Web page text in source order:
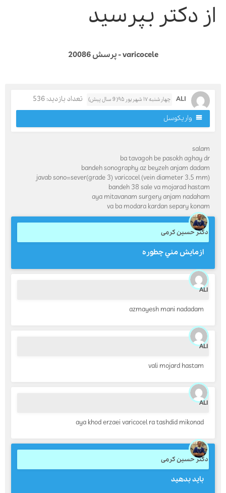
دکتر بپرسید
varicocele - پرسش 20086
ALI چهارشنبه ۱۷ شهریور ۹۵( 9 سال پیش)
تعداد بازدید: 536
واریکوسل
ba tavagoh be pasokh aghay
bandeh sonography az beyzeh anjam
javab sono=sever(grade 3) varicocel (vein diameter 3.5
bandeh 38 sale va mojarad
aya mitavanam surgery anjam
va ba modara kardan separy
دکتر حسین کرمی
ازمايش مني چطوره
azmayesh mani nadadam
vali mojard hastam
aya khod erzaei varicocel ra tashdid mikonad
دکتر حسین کرمی
بايد بدهيد
ارسال